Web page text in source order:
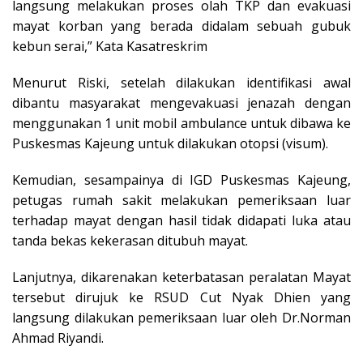
langsung melakukan proses olah TKP dan evakuasi
mayat korban yang berada didalam sebuah gubuk
kebun serai,” Kata Kasatreskrim
Menurut Riski, setelah dilakukan identifikasi awal
dibantu masyarakat mengevakuasi jenazah dengan
menggunakan 1 unit mobil ambulance untuk dibawa ke
Puskesmas Kajeung untuk dilakukan otopsi (visum).
Kemudian, sesampainya di IGD Puskesmas Kajeung,
petugas rumah sakit melakukan pemeriksaan luar
terhadap mayat dengan hasil tidak didapati luka atau
tanda bekas kekerasan ditubuh mayat.
Lanjutnya, dikarenakan keterbatasan peralatan Mayat
tersebut dirujuk ke RSUD Cut Nyak Dhien yang
langsung dilakukan pemeriksaan luar oleh Dr.Norman
Ahmad Riyandi.